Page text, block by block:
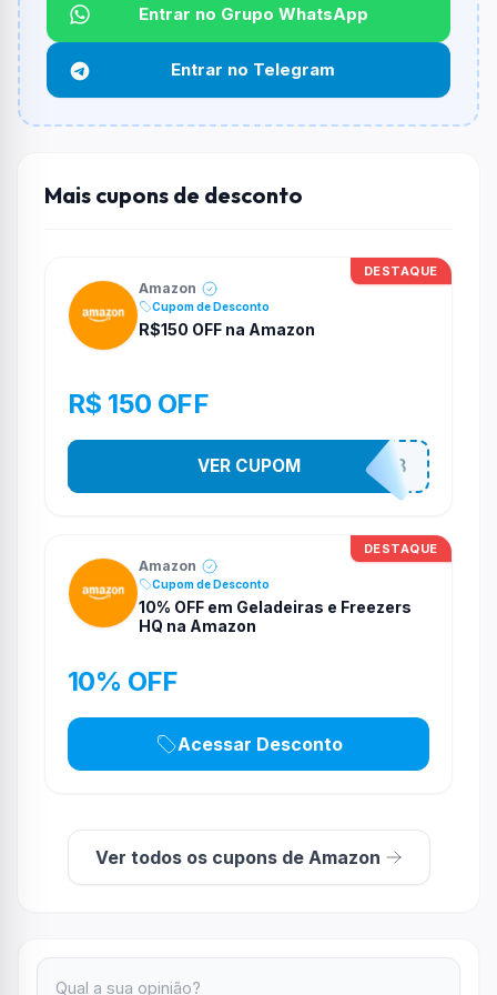
Não informado ou sem limite.
Funciona em qualquer produto?
Não necessariamente. Depende de itens participantes
e alguns vendedores ou produtos especificos podem
Entrar no Grupo WhatsApp
Entrar no Telegram
Mais cupons de desconto
DESTAQUE
Amazon
Cupom de Desconto
R$150 OFF na Amazon
R$ 150 OFF
ULTIMO8DO8
VER CUPOM
DESTAQUE
Amazon
Cupom de Desconto
10% OFF em Geladeiras e Freezers
HQ na Amazon
10% OFF
Acessar Desconto
Ver todos os cupons de Amazon